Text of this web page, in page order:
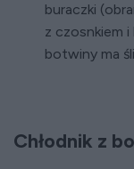
buraczki
z czosnkiem i
botwiny ma
Chłodnik z